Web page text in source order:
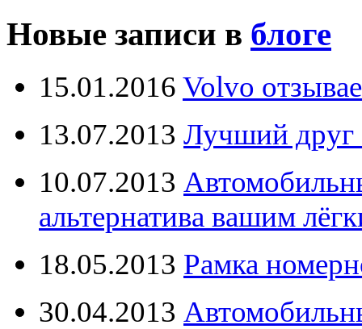
Новые записи в блоге
15.01.2016 Volvo
13.07.2013 Лучший друг
10.07.2013
альтернатива вашим
18.05.2013 Рамка
30.04.2013